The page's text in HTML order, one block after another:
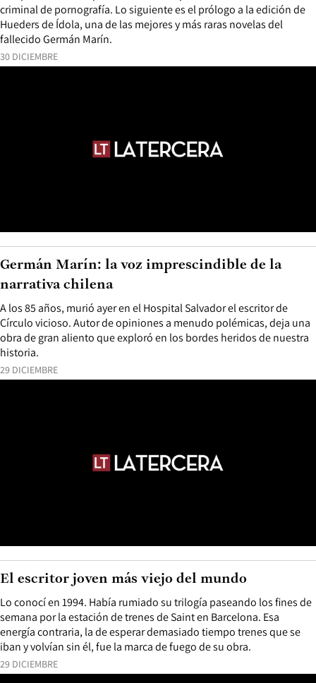
30 DICIEMBRE
criminal de pornografía. Lo siguiente es el prólogo a la edición de
Hueders de Ídola, una de las mejores y más raras novelas del
fallecido Germán Marín.
29 DICIEMBRE
A los 85 años, murió ayer en el Hospital Salvador el escritor de
Círculo vicioso. Autor de opiniones a menudo polémicas, deja una
obra de gran aliento que exploró en los bordes heridos de nuestra
historia.
Germán Marín: la voz imprescindible de la
narrativa chilena
29 DICIEMBRE
Lo conocí en 1994. Había rumiado su trilogía paseando los fines de
semana por la estación de trenes de Saint en Barcelona. Esa
energía contraria, la de esperar demasiado tiempo trenes que se
iban y volvían sin él, fue la marca de fuego de su obra.
El escritor joven más viejo del mundo